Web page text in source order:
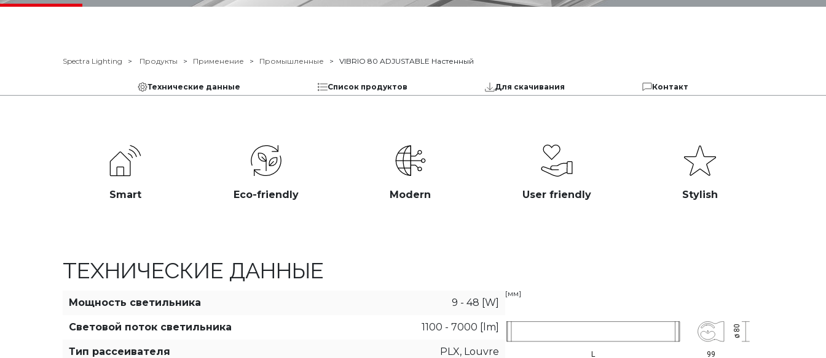
Spectra Lighting Продукты Применение Промышленные VIBRIO 80 ADJUSTABLE Настенный
Технические данные Список продуктов Для скачивания Контакт
Smart Eco-friendly Modern User friendly Stylish
ТЕХНИЧЕСКИЕ ДАННЫЕ
Мощность светильника 9 - 48 [W]
Световой поток светильника 1100 - 7000 [lm]
Тип рассеивателя PLX, Louvre
[мм]